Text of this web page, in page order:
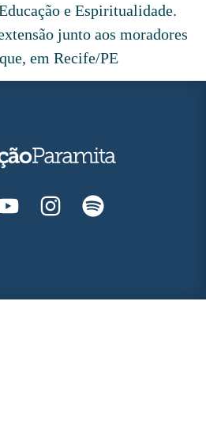
e Espiritualidade.
junto aos moradores
em Recife/PE